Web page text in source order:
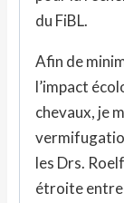
du FiBL.
Afin de
l’impact
chevaux, je
les Drs.
étroite entre